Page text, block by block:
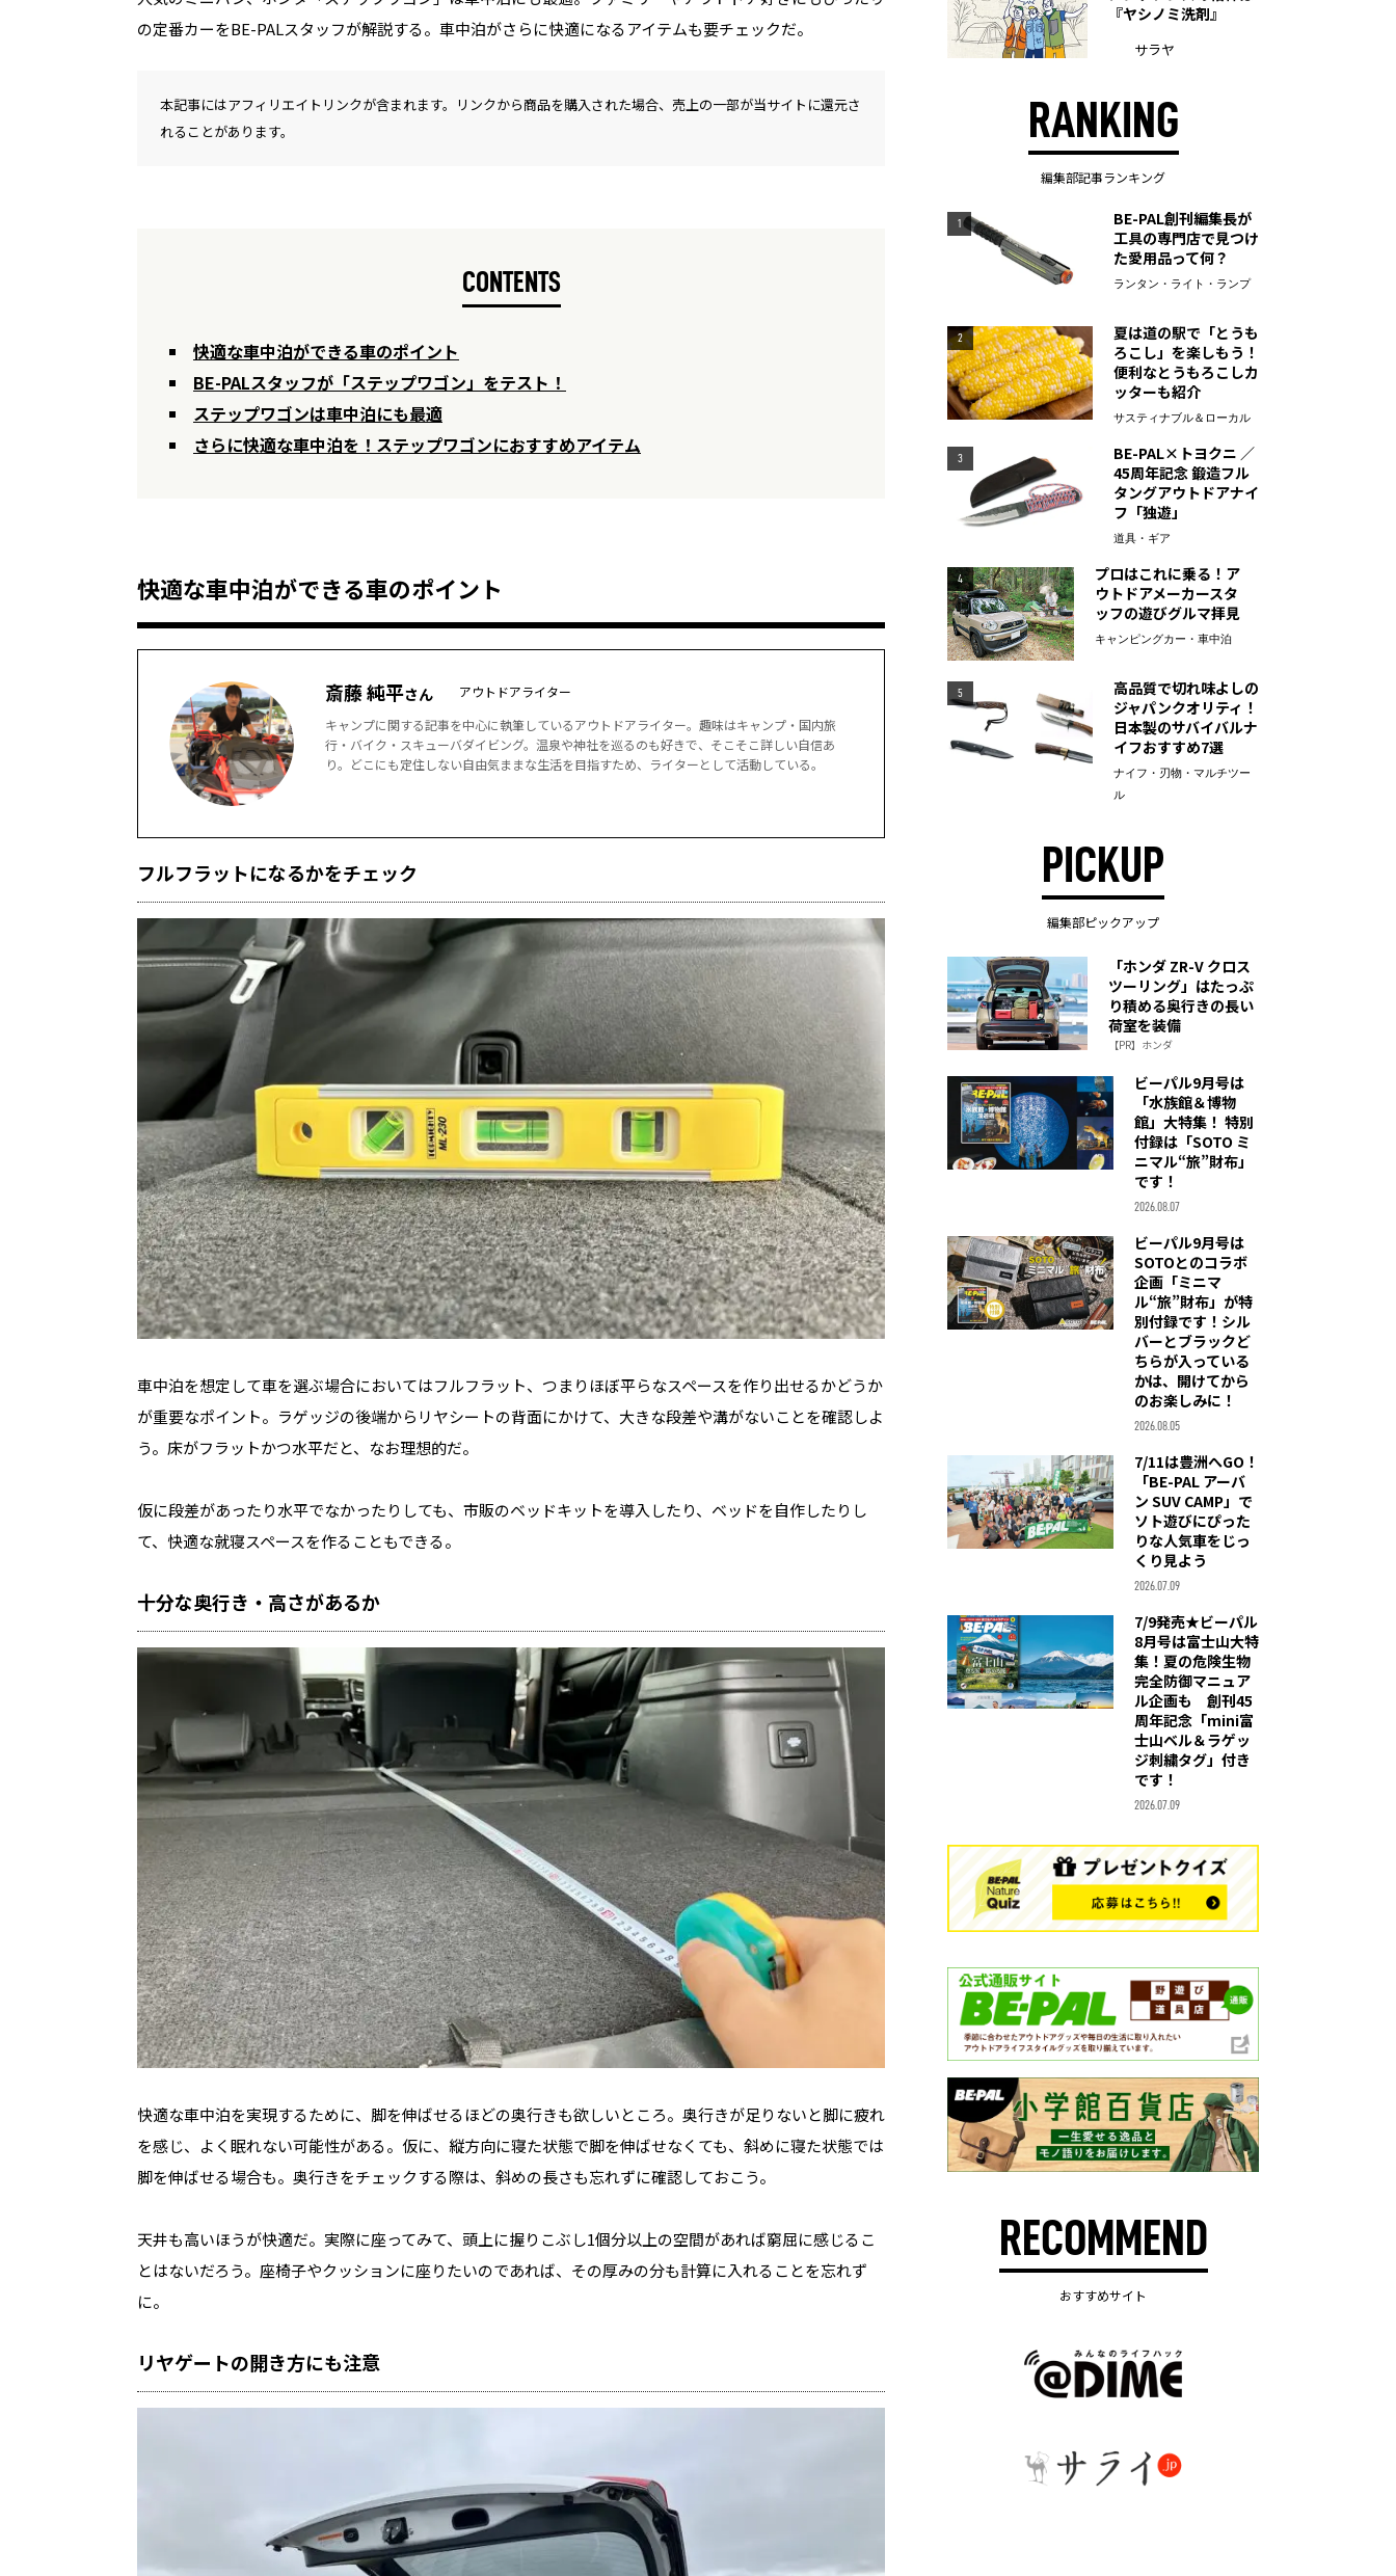
の定番カーをBE-PALスタッフが解説する。車中泊がさらに快適になるアイテムも要チェックだ。
本記事にはアフィリエイトリンクが含まれます。リンクから商品を購入された場合、売上の一部が当サイトに還元さ
れることがあります。
CONTENTS
快適な車中泊ができる車のポイント
BE-PALスタッフが「ステップワゴン」をテスト！
ステップワゴンは車中泊にも最適
さらに快適な車中泊を！ステップワゴンにおすすめアイテム
快適な車中泊ができる車のポイント
斎藤 純平さん
アウトドアライター
キャンプに関する記事を中心に執筆しているアウトドアライター。趣味はキャンプ・国内旅
行・バイク・スキューバダイビング。温泉や神社を巡るのも好きで、そこそこ詳しい自信あ
り。どこにも定住しない自由気ままな生活を目指すため、ライターとして活動している。
フルフラットになるかをチェック
車中泊を想定して車を選ぶ場合においてはフルフラット、つまりほぼ平らなスペースを作り出せるかどうか
が重要なポイント。ラゲッジの後端からリヤシートの背面にかけて、大きな段差や溝がないことを確認しよ
う。床がフラットかつ水平だと、なお理想的だ。
仮に段差があったり水平でなかったりしても、市販のベッドキットを導入したり、ベッドを自作したりし
て、快適な就寝スペースを作ることもできる。
十分な奥行き・高さがあるか
快適な車中泊を実現するために、脚を伸ばせるほどの奥行きも欲しいところ。奥行きが足りないと脚に疲れ
を感じ、よく眠れない可能性がある。仮に、縦方向に寝た状態で脚を伸ばせなくても、斜めに寝た状態では
脚を伸ばせる場合も。奥行きをチェックする際は、斜めの長さも忘れずに確認しておこう。
天井も高いほうが快適だ。実際に座ってみて、頭上に握りこぶし1個分以上の空間があれば窮屈に感じるこ
とはないだろう。座椅子やクッションに座りたいのであれば、その厚みの分も計算に入れることを忘れず
に。
リヤゲートの開き方にも注意
『ヤシノミ洗剤』
サラヤ
RANKING
編集部記事ランキング
1
BE-PAL創刊編集長が
工具の専門店で見つけ
た愛用品って何？
ランタン・ライト・ランプ
2
夏は道の駅で「とうも
ろこし」を楽しもう！
便利なとうもろこしカ
ッターも紹介
サスティナブル＆ローカル
3
BE-PAL×トヨクニ ／
45周年記念 鍛造フル
タングアウトドアナイ
フ「独遊」
道具・ギア
4
プロはこれに乗る！ア
ウトドアメーカースタ
ッフの遊びグルマ拝見
キャンピングカー・車中泊
5
高品質で切れ味よしの
ジャパンクオリティ！
日本製のサバイバルナ
イフおすすめ7選
ナイフ・刃物・マルチツー
ル
PICKUP
編集部ピックアップ
「ホンダ ZR-V クロス
ツーリング」はたっぷ
り積める奥行きの長い
荷室を装備
【PR】ホンダ
ビーパル9月号は
「水族館＆博物
館」大特集！ 特別
付録は「SOTO ミ
ニマル“旅”財布」
です！
2026.08.07
ビーパル9月号は
SOTOとのコラボ
企画「ミニマ
ル“旅”財布」が特
別付録です！シル
バーとブラックど
ちらが入っている
かは、開けてから
のお楽しみに！
2026.08.05
7/11は豊洲へGO！
「BE-PAL アーバ
ン SUV CAMP」で
ソト遊びにぴった
りな人気車をじっ
くり見よう
2026.07.09
7/9発売★ビーパル
8月号は富士山大特
集！夏の危険生物
完全防御マニュア
ル企画も 創刊45
周年記念「mini富
士山ベル＆ラゲッ
ジ刺繍タグ」付き
です！
2026.07.09
RECOMMEND
おすすめサイト